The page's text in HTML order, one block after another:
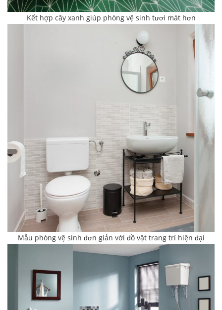
Kết hợp cây xanh giúp phòng vệ sinh tươi mát hơn
Mẫu phòng vệ sinh đơn giản với đồ vật trang trí hiện đại